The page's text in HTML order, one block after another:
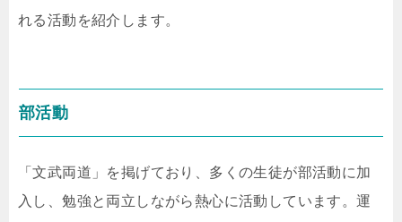
れる活動を紹介します。
部活動
「文武両道」を掲げており、多くの生徒が部活動に加
入し、勉強と両立しながら熱心に活動しています。運